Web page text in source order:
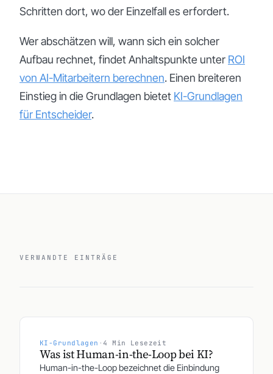
Schritten dort, wo der Einzelfall es erfordert.
Wer abschätzen will, wann sich ein solcher
Aufbau rechnet, findet Anhaltspunkte unter ROI
von AI-Mitarbeitern berechnen. Einen breiteren
Einstieg in die Grundlagen bietet KI-Grundlagen
für Entscheider.
VERWANDTE EINTRÄGE
KI-Grundlagen · 4 Min Lesezeit
Was ist Human-in-the-Loop bei KI?
Human-in-the-Loop bezeichnet die Einbindung